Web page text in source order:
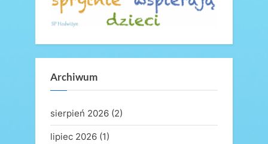
Archiwum
sierpień 2026 (2)
lipiec 2026 (1)